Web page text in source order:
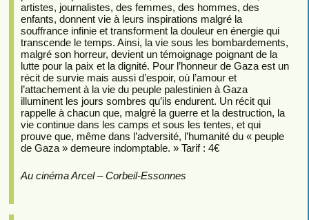
artistes, journalistes, des femmes, des hommes, des
enfants, donnent vie à leurs inspirations malgré la
souffrance infinie et transforment la douleur en énergie qui
transcende le temps. Ainsi, la vie sous les bombardements,
malgré son horreur, devient un témoignage poignant de la
lutte pour la paix et la dignité. Pour l’honneur de Gaza est un
récit de survie mais aussi d’espoir, où l’amour et
l’attachement à la vie du peuple palestinien à Gaza
illuminent les jours sombres qu’ils endurent. Un récit qui
rappelle à chacun que, malgré la guerre et la destruction, la
vie continue dans les camps et sous les tentes, et qui
prouve que, même dans l’adversité, l’humanité du « peuple
de Gaza » demeure indomptable. » Tarif : 4€
Au cinéma Arcel – Corbeil-Essonnes